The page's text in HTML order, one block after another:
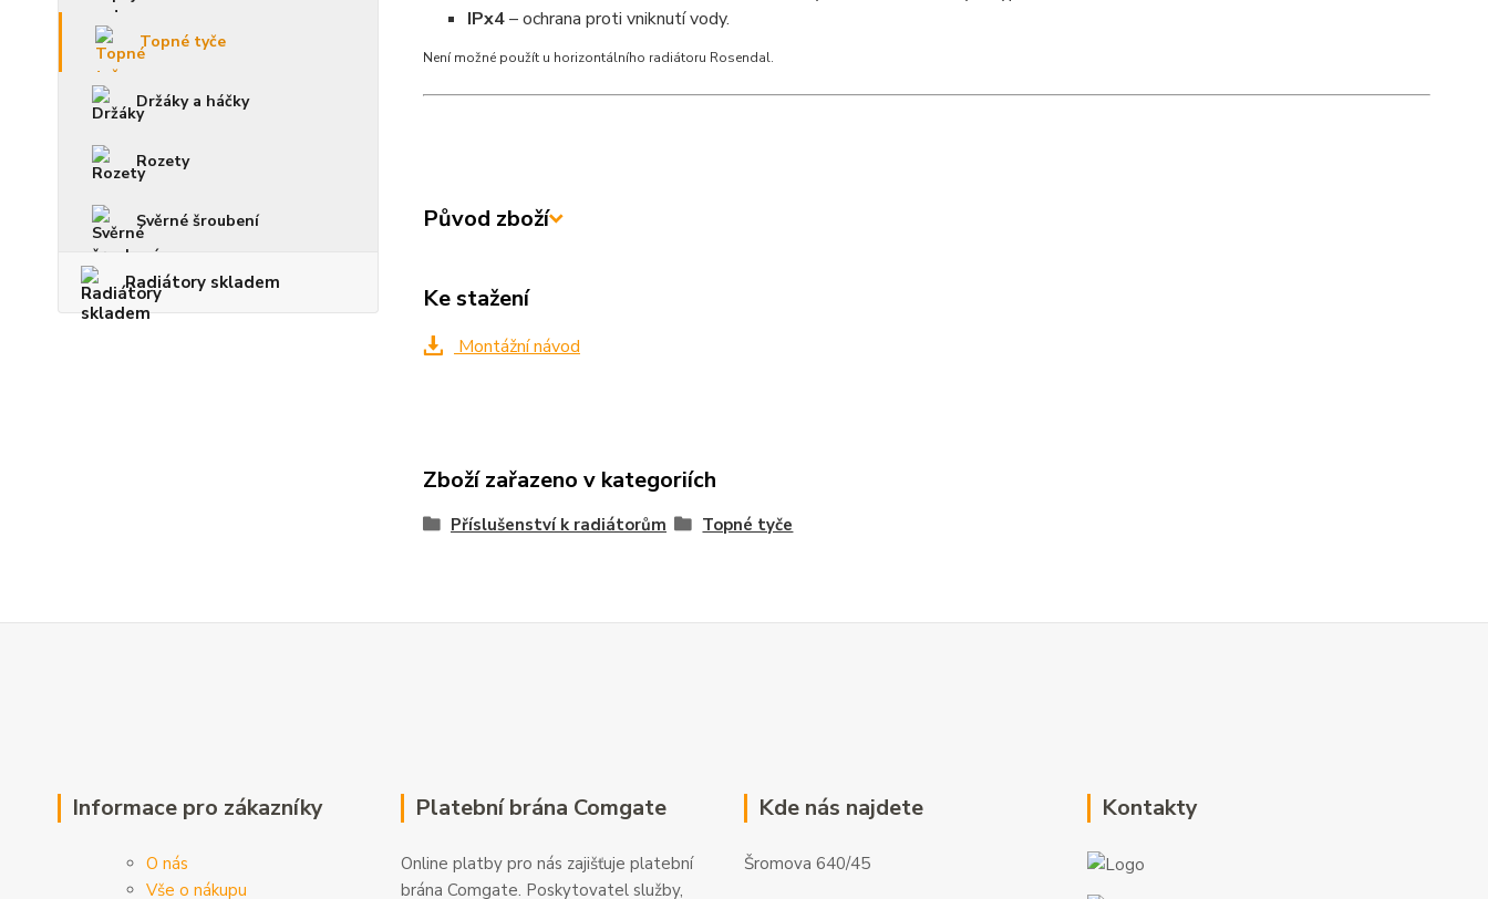
Topné tyče
Držáky a háčky
Rozety
Svěrné šroubení
Radiátory skladem
IPx4– ochrana proti vniknutí vody.
Není možné použít u horizontálního radiátoru Rosendal.
Původ zboží
Ke stažení
Montážní návod
Zboží zařazeno v kategoriích
Příslušenství k radiátorům Topné tyče
Informace pro zákazníky
O nás
Vše o nákupu
Platební brána Comgate
Online platby pro nás zajišťuje platební
brána Comgate. Poskytovatel služby,
Kde nás najdete
Šromova 640/45
Kontakty